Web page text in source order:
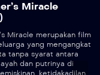
Miracle
Miracle merupakan film
yang mengangkat
tanpa syarat antara
dan putrinya di